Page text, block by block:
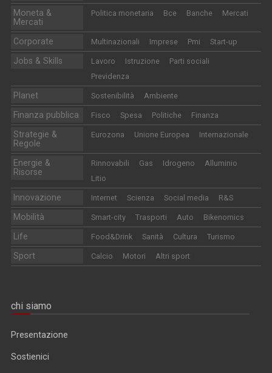
Moneta &
Mercati
Politica monetaria Bce Banche Mercati
Corporate Multinazionali Imprese Pmi Start-up
Jobs & Skills Lavoro Istruzione
Parti sociali
Previdenza
Planet Sostenibilità Ambiente
Finanza pubblica Fisco Spesa Politiche Finanza
Strategie &
Regole
Eurozona Unione Europea Internazionale
Energie &
Risorse
Rinnovabili Gas Idrogeno
Alluminio
Litio
Innovazione Internet Scienza Social media R&S
Mobilità Smart-city Trasporti Auto Bikenomics
Life Food&Drink Sanità Cultura Turismo
Sport Calcio Motori Altri sport
chi siamo
Presentazione
Sostienici